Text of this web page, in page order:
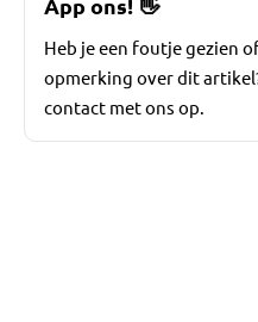
Heb je een foutje gezien
opmerking over dit
contact met ons op.